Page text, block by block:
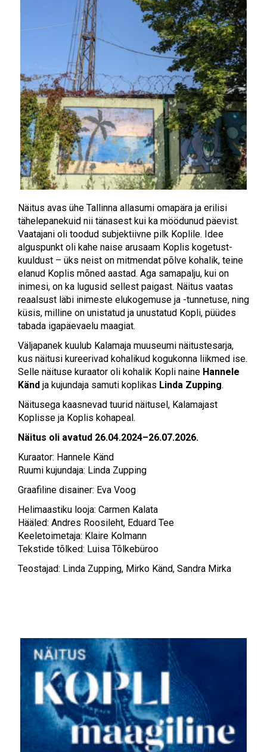
Näitus avas ühe Tallinna allasumi omapära ja erilisi
tähelepanekuid nii tänasest kui ka möödunud päevist.
Vaatajani oli toodud subjektiivne pilk Koplile. Idee
alguspunkt oli kahe naise arusaam Koplis kogetust-
kuuldust – üks neist on mitmendat põlve kohalik, teine
elanud Koplis mõned aastad. Aga samapalju, kui on
inimesi, on ka lugusid sellest paigast. Näitus vaatas
reaalsust läbi inimeste elukogemuse ja -tunnetuse, ning
küsis, milline on unistatud ja unustatud Kopli, püüdes
tabada igapäevaelu maagiat.
Väljapanek kuulub Kalamaja muuseumi näitustesarja,
kus näitusi kureerivad kohalikud kogukonna liikmed ise.
Selle näituse kuraator oli kohalik Kopli naine Hannele
Känd ja kujundaja samuti koplikas Linda Zupping.
Näitusega kaasnevad tuurid näitusel, Kalamajast
Koplisse ja Koplis kohapeal.
Näitus oli avatud 26.04.2024–26.07.2026.
Kuraator: Hannele Känd
Ruumi kujundaja: Linda Zupping
Graafiline disainer: Eva Voog
Helimaastiku looja: Carmen Kalata
Hääled: Andres Roosileht, Eduard Tee
Keeletoimetaja: Klaire Kolmann
Tekstide tõlked: Luisa Tõlkebüroo
Teostajad: Linda Zupping, Mirko Känd, Sandra Mirka